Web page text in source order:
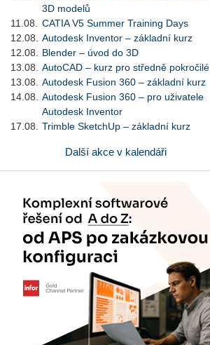
3D modelů
11.08.
CATIA V5 Summer Training Days
12.08.
Autodesk Inventor – základní kurz
12.08.
Blender – úvod do 3D
13.08.
AutoCAD – kurz pro středně pokročilé
13.08.
Autodesk Fusion 360 – základní kurz
14.08.
Autodesk Fusion 360 – pro uživatele
Autodesk Inventor
17.08.
Trimble SketchUp – základní kurz
Další akce v kalendáři